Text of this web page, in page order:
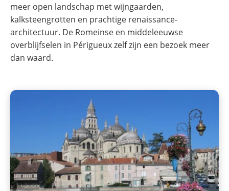
meer open landschap met wijngaarden,
kalksteengrotten en prachtige renaissance-
architectuur. De Romeinse en middeleeuwse
overblijfselen in Périgueux zelf zijn een bezoek meer
dan waard.